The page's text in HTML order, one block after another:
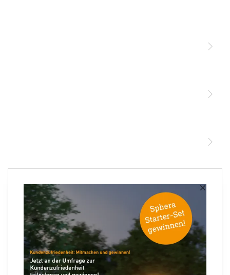
×
Ihre E-Mail Adresse